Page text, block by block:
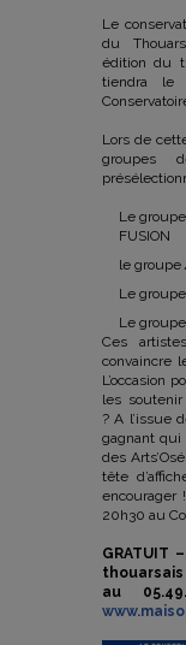
Le
du
édition du
tiendra le
Lors de
groupes
Le groupe
FUSION
le groupe
Le groupe
Le
Ces
convaincre
L’occasion
les
? A l’issue
gagnant qui
des
tête
encourager
20h30 au
GRATUIT
au